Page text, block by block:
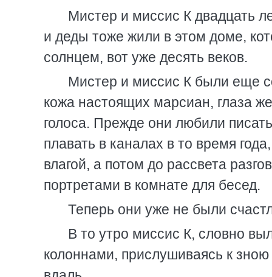
Мистер и миссис К двадцать
и деды тоже жили в этом доме,
солнцем, вот уже десять веков.
Мистер и миссис К были еще
кожа настоящих марсиан, глаза
голоса. Прежде они любили
плавать в каналах в то время
влагой, а потом до рассвета
портретами в комнате для бесед.
Теперь они уже не были
В то утро миссис К, словно
колоннами, прислушиваясь к